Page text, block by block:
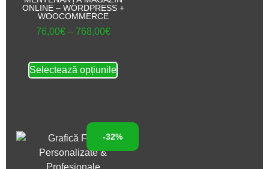
ONLINE – WORDPRESS +
WOOCOMMERCE
76,00€ – 768,00€
Selectează opțiunile
-32%